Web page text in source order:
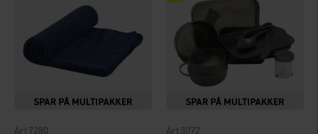
7280 3072